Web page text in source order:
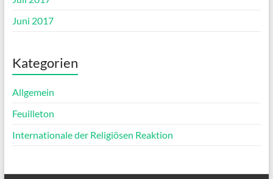
Juni 2017
Kategorien
Allgemein
Feuilleton
Internationale der Religiösen Reaktion